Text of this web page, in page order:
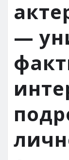
—